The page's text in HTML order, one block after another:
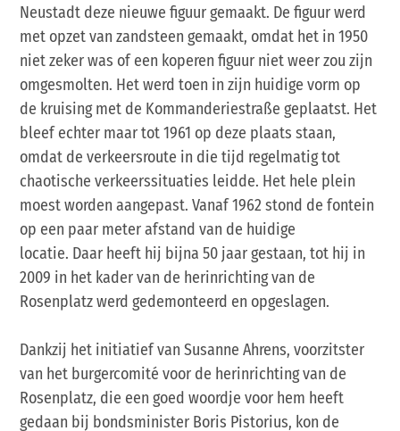
Neustadt deze nieuwe figuur gemaakt. De figuur werd
met opzet van zandsteen gemaakt, omdat het in 1950
niet zeker was of een koperen figuur niet weer zou zijn
omgesmolten. Het werd toen in zijn huidige vorm op
de kruising met de Kommanderiestraße geplaatst. Het
bleef echter maar tot 1961 op deze plaats staan,
omdat de verkeersroute in die tijd regelmatig tot
chaotische verkeerssituaties leidde. Het hele plein
moest worden aangepast. Vanaf 1962 stond de fontein
op een paar meter afstand van de huidige
locatie. Daar heeft hij bijna 50 jaar gestaan, tot hij in
2009 in het kader van de herinrichting van de
Rosenplatz werd gedemonteerd en opgeslagen.
Dankzij het initiatief van Susanne Ahrens, voorzitster
van het burgercomité voor de herinrichting van de
Rosenplatz, die een goed woordje voor hem heeft
gedaan bij bondsminister Boris Pistorius, kon de